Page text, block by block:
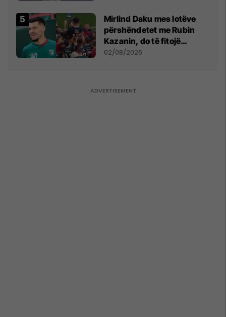
Mirlind Daku mes lotëve
përshëndetet me Rubin
Kazanin, do të fitojë
miliona te Spartak Moska
02/08/2026